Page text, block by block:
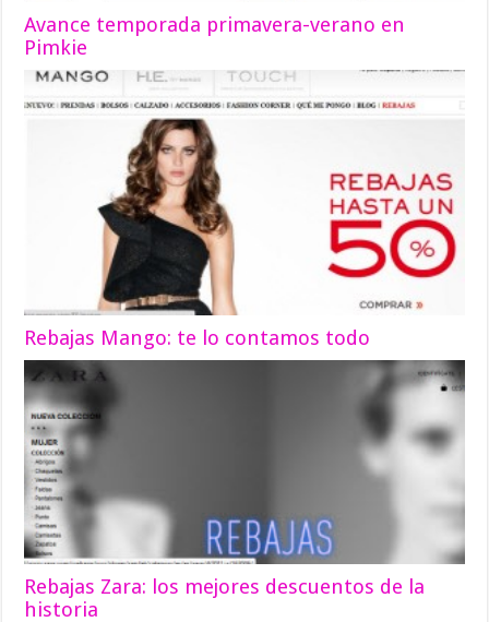
Avance temporada primavera-verano en
Pimkie
Rebajas Mango: te lo contamos todo
Rebajas Zara: los mejores descuentos de la
historia